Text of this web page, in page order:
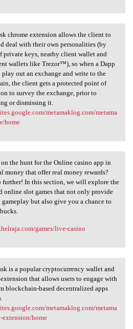
chrome extension
chrome extension allows the client to
deal with their own personalities (by
private keys, nearby client wallet and
wallets like Trezor™), so when a Dapp
play out an exchange and write to the
the client gets a protected point of
to survey the exchange, prior to
or dismissing it.
metamaklog.com/metama
home
on the hunt for the
the hunt for the Online casino app in
money that offer real money rewards?
further! In this section, we will explore the
online slot games that not only provide
but also give you a chance to
games/live-casino
is a popular
is a popular cryptocurrency wallet and
that allows users to engage with
blockchain-based decentralized apps
metamaklog.com/metama
extension/home